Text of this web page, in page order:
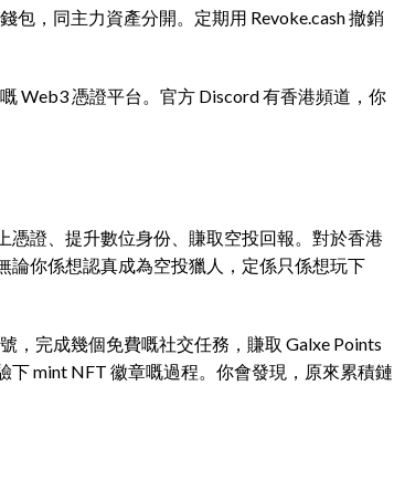
，同主力資產分開。定期用 Revoke.cash 撤銷
Web3 憑證平台。官方 Discord 有香港頻道，你
憑證、提升數位身份、賺取空投回報。對於香港
論你係想認真成為空投獵人，定係只係想玩下
，完成幾個免費嘅社交任務，賺取 Galxe Points
下 mint NFT 徽章嘅過程。你會發現，原來累積鏈